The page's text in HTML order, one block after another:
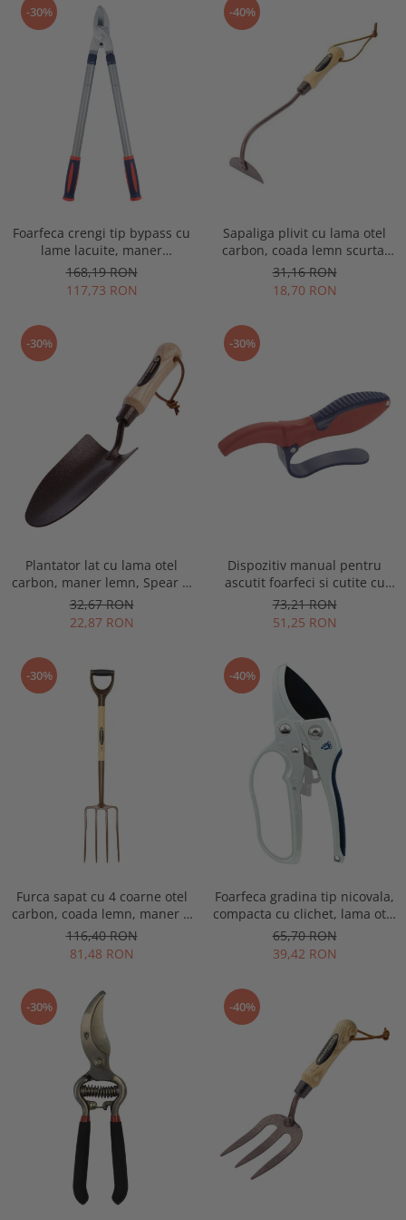
Buzunare externe
Echipamente specializate
Echipamente muncitori ferma
Echipamente veterinari
Echipamente mulgatori
Echipamente trimeri ongloane
Masti protectie
Manusi protectie
Menghine si prese
-30%
Foarfeca crengi tip bypass cu
lame lacuite, maner
telescopic, Spear & Jackson
Razorsharp Steel
168,19 RON
117,73 RON
-40%
Sapaliga plivit cu lama otel
carbon, coada lemn scurta,
Spear & Jackson Elements
31,16 RON
18,70 RON
-30%
Plantator lat cu lama otel
carbon, maner lemn, Spear &
Jackson Elements
32,67 RON
22,87 RON
-30%
Dispozitiv manual pentru
ascutit foarfeci si cutite cu
lama cu carbura de tungsten,
Spear & Jackson Razorsharp
73,21 RON
51,25 RON
-30%
Furca sapat cu 4 coarne otel
carbon, coada lemn, maner D
plastic, Spear & Jackson
Elements
116,40 RON
81,48 RON
-40%
Foarfeca gradina tip nicovala,
compacta cu clichet, lama otel
SK5 cu teflon, Spear & Jackson
Razorsharp Advance
65,70 RON
39,42 RON
-30% -40%